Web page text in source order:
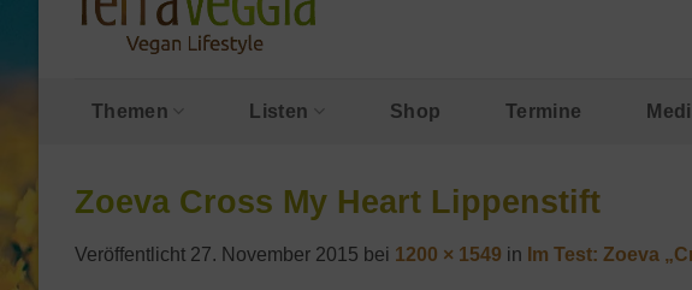
Themen Listen Shop Termine
Zoeva Cross My Heart Lippenstift
Veröffentlicht 27. November 2015 bei 1200 × 1549 in Im Test: Zoeva